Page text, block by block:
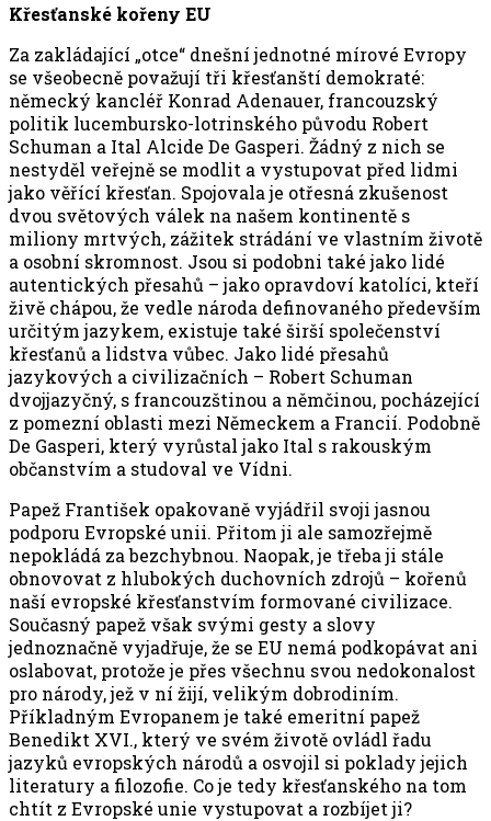
Křesťanské kořeny EU
Za zakládající „otce“ dnešní jednotné mírové Evropy
se všeobecně považují tři křesťanští demokraté:
německý kancléř Konrad Adenauer, francouzský
politik lucembursko-lotrinského původu Robert
Schuman a Ital Alcide De Gasperi. Žádný z nich se
nestyděl veřejně se modlit a vystupovat před lidmi
jako věřící křesťan. Spojovala je otřesná zkušenost
dvou světových válek na našem kontinentě s
miliony mrtvých, zážitek strádání ve vlastním životě
a osobní skromnost. Jsou si podobni také jako lidé
autentických přesahů – jako opravdoví katolíci, kteří
živě chápou, že vedle národa definovaného především
určitým jazykem, existuje také širší společenství
křesťanů a lidstva vůbec. Jako lidé přesahů
jazykových a civilizačních – Robert Schuman
dvojjazyčný, s francouzštinou a němčinou, pocházející
z pomezní oblasti mezi Německem a Francií. Podobně
De Gasperi, který vyrůstal jako Ital s rakouským
občanstvím a studoval ve Vídni.
Papež František opakovaně vyjádřil svoji jasnou
podporu Evropské unii. Přitom ji ale samozřejmě
nepokládá za bezchybnou. Naopak, je třeba ji stále
obnovovat z hlubokých duchovních zdrojů – kořenů
naší evropské křesťanstvím formované civilizace.
Současný papež však svými gesty a slovy
jednoznačně vyjadřuje, že se EU nemá podkopávat ani
oslabovat, protože je přes všechnu svou nedokonalost
pro národy, jež v ní žijí, velikým dobrodiním.
Příkladným Evropanem je také emeritní papež
Benedikt XVI., který ve svém životě ovládl řadu
jazyků evropských národů a osvojil si poklady jejich
literatury a filozofie. Co je tedy křesťanského na tom
chtít z Evropské unie vystupovat a rozbíjet ji?